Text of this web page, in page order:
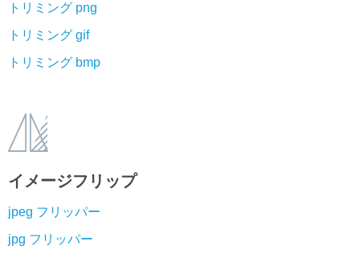
トリミング png
トリミング gif
トリミング bmp
イメージフリップ
jpeg フリッパー
jpg フリッパー